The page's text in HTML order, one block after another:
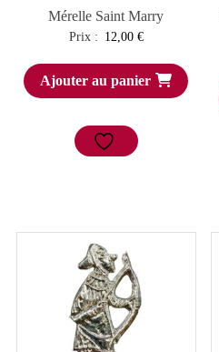
Mérelle Saint Marry
Prix : 12,00 €
Ajouter au panier